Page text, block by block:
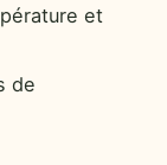
et
de